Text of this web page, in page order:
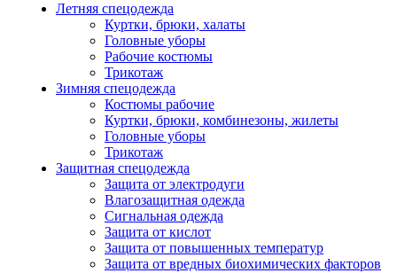
Летняя спецодежда
Куртки, брюки, халаты
Головные уборы
Рабочие костюмы
Трикотаж
Зимняя спецодежда
Костюмы рабочие
Куртки, брюки, комбинезоны, жилеты
Головные уборы
Трикотаж
Защитная спецодежда
Защита от электродуги
Влагозащитная одежда
Сигнальная одежда
Защита от кислот
Защита от повышенных температур
Защита от вредных биохимических факторов